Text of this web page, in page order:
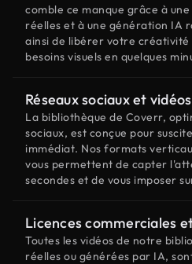
comble ce manque grâce à
réelles et à une génération IA
ainsi de libérer votre créativité
besoins visuels en quelques
Réseaux sociaux et
La bibliothèque de Coverr,
sociaux, est conçue pour
immédiat. Nos formats
vous permettent de capter
secondes et de vous imposer
Licences commerciales
Toutes les vidéos de notre
réelles ou générées par IA,